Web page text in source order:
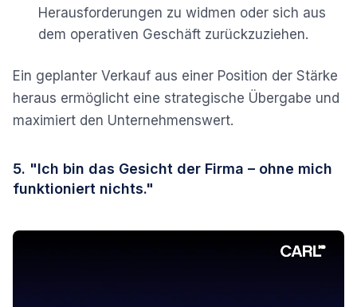
Herausforderungen zu widmen oder sich aus
dem operativen Geschäft zurückzuziehen.
Ein geplanter Verkauf aus einer Position der Stärke
heraus ermöglicht eine strategische Übergabe und
maximiert den Unternehmenswert.
5. "Ich bin das Gesicht der Firma – ohne mich
funktioniert nichts."